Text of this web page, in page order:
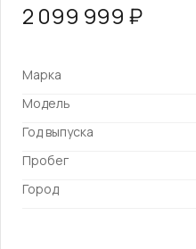
2 099 999 ₽
Марка
Модель
Год выпуска
Пробег
Город